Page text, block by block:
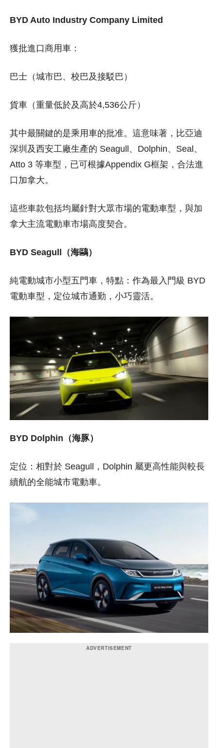
BYD Auto Industry Company Limited
獲批進口商用車：
巴士（城市巴、校巴及接駁巴）
貨車（重量低於及高於4,536公斤）
其中最關鍵的是乘用車的批准。這意味著，比亞迪
深圳及西安工廠生產的 Seagull、Dolphin、Seal、
Atto 3 等車型，已可根據Appendix G框架，合法進
口加拿大。
這些車款包括均屬針對大眾市場的電動車型，與加
拿大主流電動車市場高度契合。
BYD Seagull（海鷗）
純電動城市小型五門車，特點：作為最入門級 BYD
電動車型，定位城市通勤，小巧靈活。
BYD Dolphin（海豚）
定位：相對於 Seagull，Dolphin 屬更高性能與較長
續航的全能城市電動車。